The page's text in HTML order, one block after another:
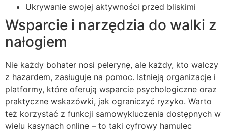
Ukrywanie swojej aktywności przed bliskimi
Wsparcie i narzędzia do walki z
nałogiem
Nie każdy bohater nosi pelerynę, ale każdy, kto walczy
z hazardem, zasługuje na pomoc. Istnieją organizacje i
platformy, które oferują wsparcie psychologiczne oraz
praktyczne wskazówki, jak ograniczyć ryzyko. Warto
też korzystać z funkcji samowykluczenia dostępnych w
wielu kasynach online – to taki cyfrowy hamulec